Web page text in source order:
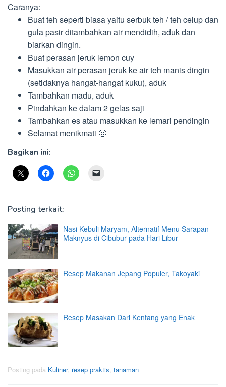
Caranya:
Buat teh seperti biasa yaitu serbuk teh / teh celup dan
gula pasir ditambahkan air mendidih, aduk dan
biarkan dingin.
Buat perasan jeruk lemon cuy
Masukkan air perasan jeruk ke air teh manis dingin
(setidaknya hangat-hangat kuku), aduk
Tambahkan madu, aduk
Pindahkan ke dalam 2 gelas saji
Tambahkan es atau masukkan ke lemari pendingin
Selamat menikmati 🙂
Bagikan ini:
Posting terkait:
Nasi Kebuli Maryam, Alternatif Menu Sarapan
Maknyus di Cibubur pada Hari Libur
Resep Makanan Jepang Populer, Takoyaki
Resep Masakan Dari Kentang yang Enak
Posting pada Kuliner, resep praktis tanaman